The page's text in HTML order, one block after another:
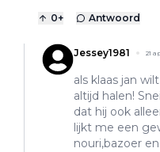
0+ Antwoord
Jessey1981 21
als klaas jan
altijd halen!
dat hij ook
lijkt me een
nouri,bazoer